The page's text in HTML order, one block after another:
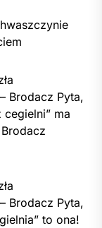
Brodacz Pyta,
cegielni” ma
Brodacz Pyta,
to ona!